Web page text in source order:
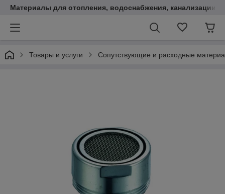
Материалы для отопления, водоснабжения, канализации.
Товары и услуги Сопутствующие и расходные